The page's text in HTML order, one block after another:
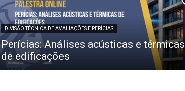
DIVISÃO TÉCNICA DE AVALIAÇÕES E PERÍCIAS
Perícias: Análises acústicas e térmicas
de edificações